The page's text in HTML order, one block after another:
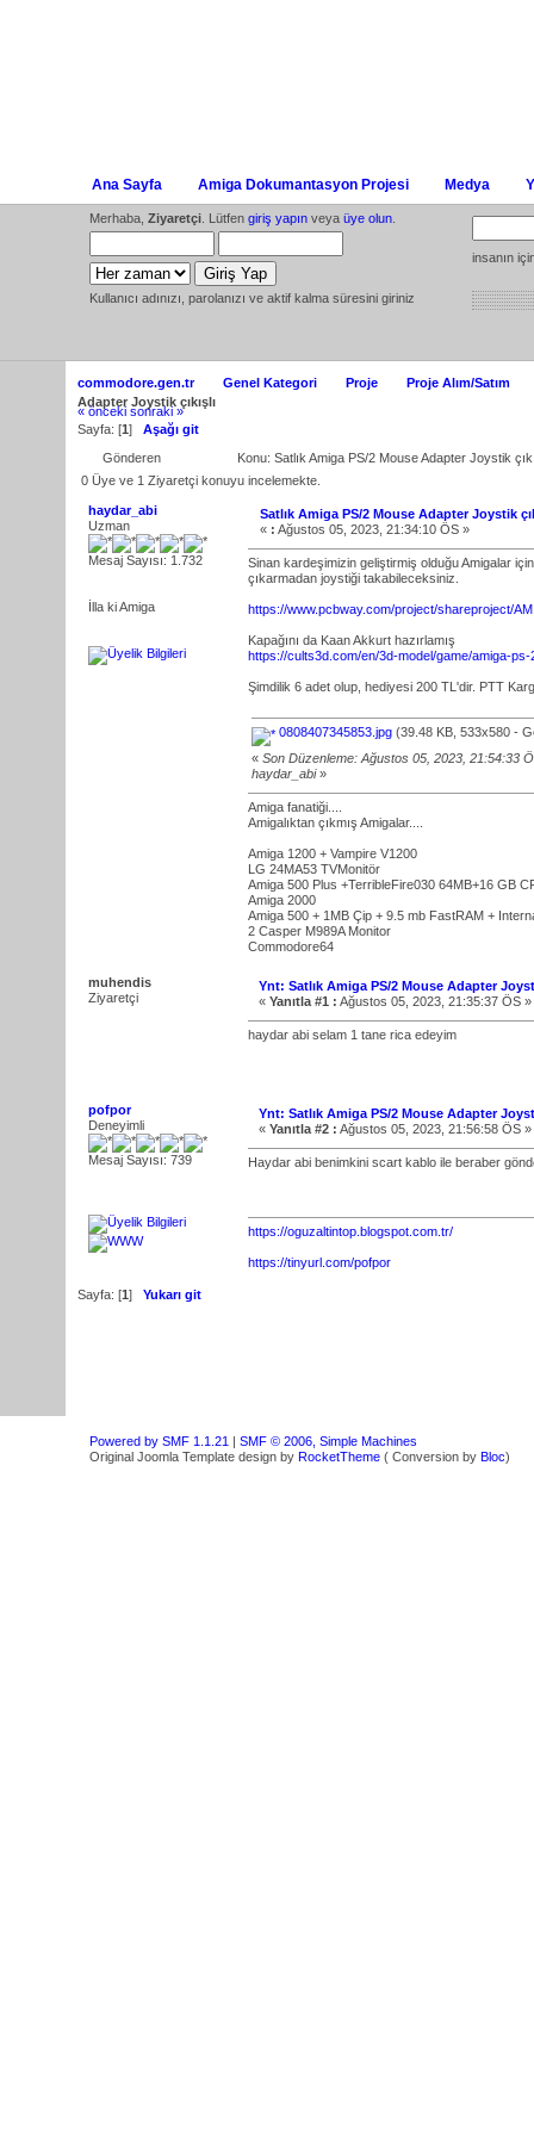
Ana Sayfa Amiga Dokumantasyon Projesi Medya
Merhaba, Ziyaretçi . Lütfen giriş yapın veya üye olun
Kullanıcı adınızı, parolanızı ve aktif kalma süresini giriniz
insanın
commodore.gen.tr Genel Kategori Proje
Proje Alım/Satım
Adapter Joystik çıkışlı
« önceki sonraki »
Sayfa: [1] Aşağı git
Gönderen
Konu: Satlık Amiga PS/2 Mouse Adapter Joystik
0 Üye ve 1 Ziyaretçi konuyu incelemekte.
haydar_abi
Uzman
Mesaj Sayısı: 1.732
İlla ki Amiga
Satlık Amiga PS/2 Mouse Adapter Joystik
« : Ağustos 05, 2023, 21:34:10 ÖS »
Sinan kardeşimizin geliştirmiş olduğu Amigalar
çıkarmadan joystiği takabileceksiniz.
https://www.pcbway.com/project/shareproject/
Kapağını da Kaan Akkurt hazırlamış
https://cults3d.com/en/3d-model/game/amiga-
Şimdilik 6 adet olup, hediyesi 200 TL'dir. PTT
0808407345853.jpg (39.48 KB, 533x580 -
« Son Düzenleme: Ağustos 05, 2023, 21:54:33
haydar_abi»
Amiga fanatiği....
Amigalıktan çıkmış Amigalar....
Amiga 1200 + Vampire V1200
LG 24MA53 TVMonitör
Amiga 500 Plus +TerribleFire030 64MB+16 GB
Amiga 2000
Amiga 500 + 1MB Çip + 9.5 mb FastRAM +
2 Casper M989A Monitor
Commodore64
muhendis
Ziyaretçi
Ynt: Satlık Amiga PS/2 Mouse Adapter
« Yanıtla #1 : Ağustos 05, 2023, 21:35:37 ÖS »
haydar abi selam 1 tane rica edeyim
pofpor
Deneyimli
Mesaj Sayısı: 739
Ynt: Satlık Amiga PS/2 Mouse Adapter
« Yanıtla #2 : Ağustos 05, 2023, 21:56:58 ÖS »
Haydar abi benimkini scart kablo ile beraber
https://oguzaltintop.blogspot.com.tr/
https://tinyurl.com/pofpor
Sayfa: [1] Yukarı git
Powered by SMF 1.1.21 | SMF © 2006, Simple Machines
Original Joomla Template design by RocketTheme ( Conversion by Bloc)